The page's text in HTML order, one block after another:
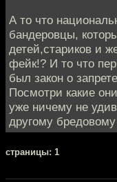
А то что
бандеровцы,
детей,стариков и
фейк!? И то что
был закон о
Посмотри какие
уже ничему не
другому бредовому
cтраницы: 1